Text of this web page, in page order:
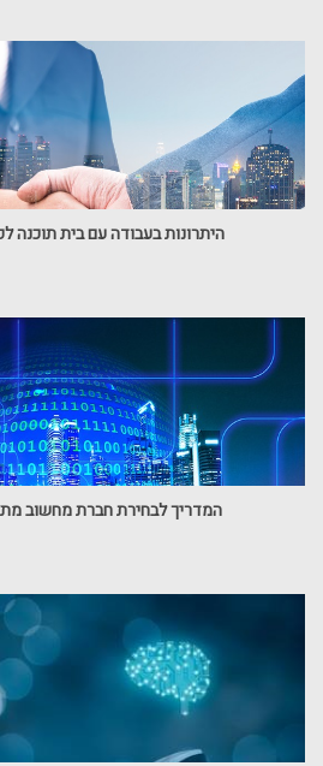
היתרונות בעבודה עם בית תוכנה
המדריך לבחירת חברת מחשוב